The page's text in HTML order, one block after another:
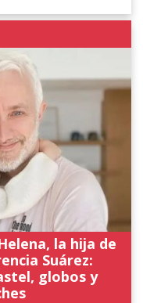
la hija de
Suárez:
globos y